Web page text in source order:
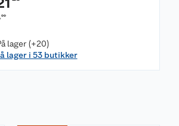
00
lager (+20)
lager i 53 butikker